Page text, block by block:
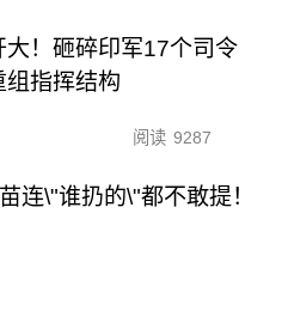
大！砸碎印军17个司令
组指挥结构
阅读 9287
连\"谁扔的\"都不敢提！